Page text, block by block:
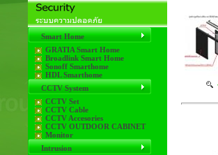
Smart Home
GRATIA Smart Home
Broadlink Smart Home
Sonoff Smarthome
HDL Smarthome
CCTV System
CCTV Set
CCTV Cable
CCTV Accesories
CCTV OUTDOOR CABINET
Monitor
Intrusion